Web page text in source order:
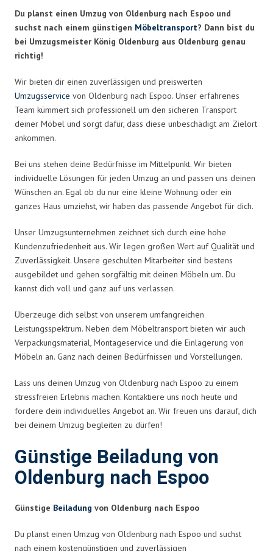
Du planst einen Umzug von Oldenburg nach Espoo und
suchst nach einem günstigen Möbeltransport? Dann bist du
bei Umzugsmeister König Oldenburg aus Oldenburg genau
richtig!
Wir bieten dir einen zuverlässigen und preiswerten
Umzugsservice von Oldenburg nach Espoo. Unser erfahrenes
Team kümmert sich professionell um den sicheren Transport
deiner Möbel und sorgt dafür, dass diese unbeschädigt am Zielort
ankommen.
Bei uns stehen deine Bedürfnisse im Mittelpunkt. Wir bieten
individuelle Lösungen für jeden Umzug an und passen uns deinen
Wünschen an. Egal ob du nur eine kleine Wohnung oder ein
ganzes Haus umziehst, wir haben das passende Angebot für dich.
Unser Umzugsunternehmen zeichnet sich durch eine hohe
Kundenzufriedenheit aus. Wir legen großen Wert auf Qualität und
Zuverlässigkeit. Unsere geschulten Mitarbeiter sind bestens
ausgebildet und gehen sorgfältig mit deinen Möbeln um. Du
kannst dich voll und ganz auf uns verlassen.
Überzeuge dich selbst von unserem umfangreichen
Leistungsspektrum. Neben dem Möbeltransport bieten wir auch
Verpackungsmaterial, Montageservice und die Einlagerung von
Möbeln an. Ganz nach deinen Bedürfnissen und Vorstellungen.
Lass uns deinen Umzug von Oldenburg nach Espoo zu einem
stressfreien Erlebnis machen. Kontaktiere uns noch heute und
fordere dein individuelles Angebot an. Wir freuen uns darauf, dich
bei deinem Umzug begleiten zu dürfen!
Günstige Beiladung von
Oldenburg nach Espoo
Günstige Beiladung von Oldenburg nach Espoo
Du planst einen Umzug von Oldenburg nach Espoo und suchst
nach einem kostengünstigen und zuverlässigen